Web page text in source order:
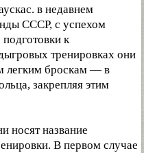
в недавнем
СССР, с успехом
к
тренировках они
легким броскам — в
закрепляя этим
носят название
В первом случае